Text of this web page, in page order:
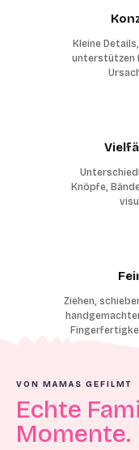
Kleine
unterstützen
Knöpfe,
Ziehen,
VON MAMAS GEFILMT
Echte
Momente.